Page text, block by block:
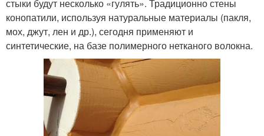
стыки будут несколько «гулять». Традиционно стены
конопатили, используя натуральные материалы (пакля,
мох, джут, лен и др.), сегодня применяют и
синтетические, на базе полимерного нетканого волокна.